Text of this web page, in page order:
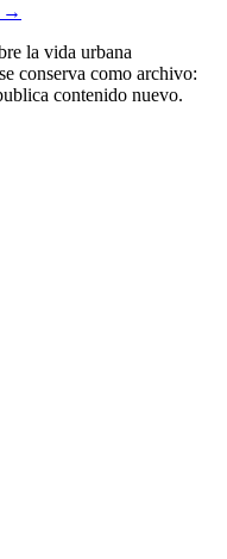
→
la vida urbana
conserva como archivo:
contenido nuevo.